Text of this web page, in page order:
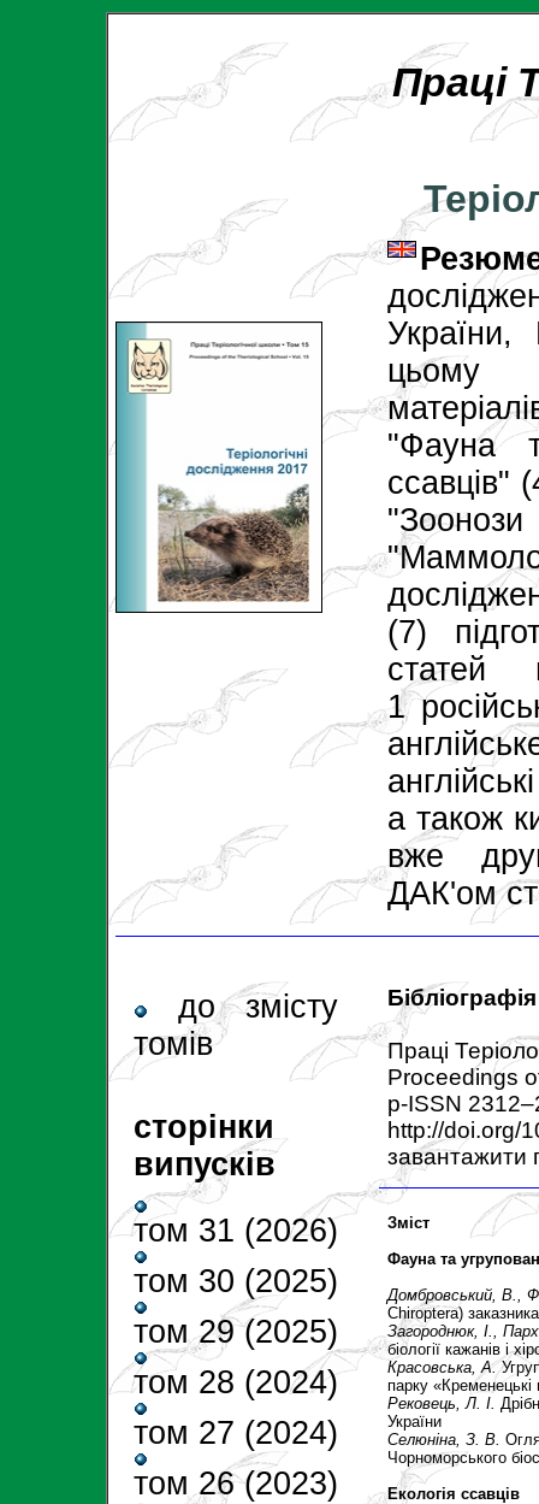
Праці
цьому
"Фауна
ссавців"
(7)
статей
1
а також
вже
ДАК'ом
до змісту
томів
сторінки
випусків
том 31 (2026)
том 30 (2025)
том 29 (2025)
том 28 (2024)
том 27 (2024)
том 26 (2023)
Бібліографія
Праці
Proceedings
p-ISSN
http://doi.org/
завантажити
Зміст
Фауна та
Домбровський, В.
,
Chiroptera)
Загороднюк, І.
біології кажанів і
Красовська, А.
парку «Кременецькі
Рековець, Л. І.
України
Селюніна, З. В.
Чорноморського
Екологія ссавців